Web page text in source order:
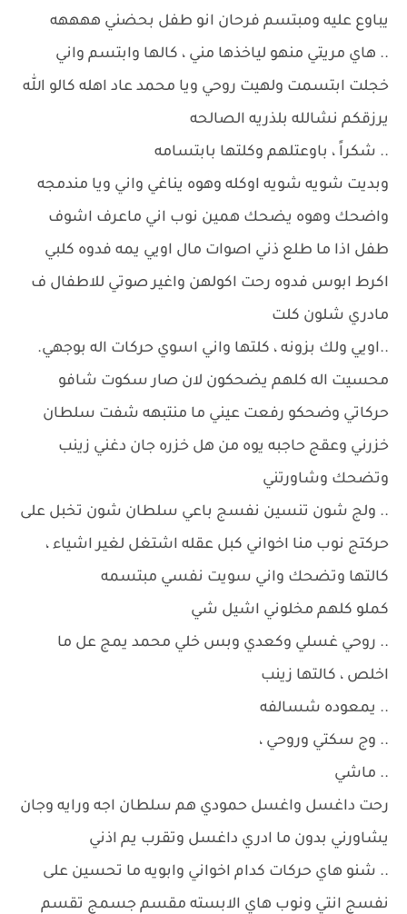
يباوع عليه ومبتسم فرحان انو طفل بحضني ههههه
.. هاي مريتي منهو لياخذها مني ، كالها وابتسم واني
خجلت ابتسمت ولهيت روحي ويا محمد عاد اهله كالو الله
يرزقكم نشالله بلذريه الصالحه
.. شكراً ، باوعتلهم وكلتها بابتسامه
وبديت شويه شويه اوكله وهوه يناغي واني ويا مندمجه
واضحك وهوه يضحك همين نوب اني ماعرف اشوف
طفل اذا ما طلع ذني اصوات مال اويي يمه فدوه كلبي
اكرط ابوس فدوه رحت اكولهن واغير صوتي للاطفال ف
مادري شلون كلت
..اويي ولك بزونه ، كلتها واني اسوي حركات اله بوجهي.
محسيت اله كلهم يضحكون لان صار سكوت شافو
حركاتي وضحكو رفعت عيني ما منتبهه شفت سلطان
خزرني وعقج حاجبه يوه من هل خزره جان دغني زينب
وتضحك وشاورتني
.. ولج شون تنسين نفسج باعي سلطان شون تخبل على
حركتج نوب منا اخواني كبل عقله اشتغل لغير اشياء ،
كالتها وتضحك واني سويت نفسي مبتسمه
كملو كلهم مخلوني اشيل شي
.. روحي غسلي وكعدي وبس خلي محمد يمج عل ما
اخلص ، كالتها زينب
.. يمعوده شسالفه
.. وج سكتي وروحي ،
.. ماشي
رحت داغسل واغسل حمودي هم سلطان اجه ورايه وجان
يشاورني بدون ما ادري داغسل وتقرب يم اذني
.. شنو هاي حركات كدام اخواني وابويه ما تحسين على
نفسج انتي ونوب هاي الابسته مقسم جسمج تقسم